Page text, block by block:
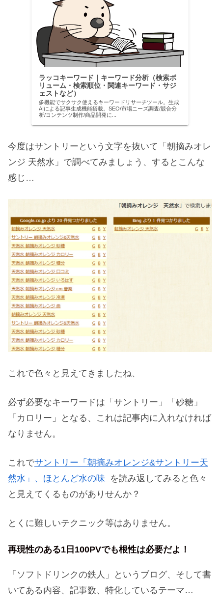
ラッコキーワード｜キーワード分析（検索ボ
リューム・検索順位・関連キーワード・サジ
ェストなど）
多機能でサクサク使えるキーワードリサーチツール。生成
AIによる記事生成機能搭載。SEO/市場ニーズ調査/競合分
析/コンテンツ制作/商品開発に...
今度はサントリーという文字を抜いて「朝摘みオレ
ンジ 天然水」で調べてみましょう、するとこんな
感じ…
これで色々と見えてきましたね、
必ず必要なキーワードは「サントリー」「砂糖」
「カロリー」となる、これは記事内に入れなければ
なりません。
これでサントリー「朝摘みオレンジ&サントリー天
然水」、ほとんど水の味
を読み返してみると色々
と見えてくるものがありせんか？
とくに難しいテクニック等はありません。
再現性のある1日100PVでも根性は必要だよ！
「ソフトドリンクの鉄人」というブログ、そして書
いてある内容、記事数、特化しているテーマ…